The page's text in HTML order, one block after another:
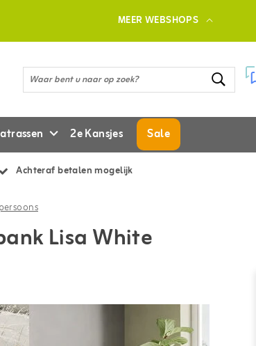
MEER WEBSHOPS
2e Kansjes Sale
Achteraf betalen mogelijk
Lisa White